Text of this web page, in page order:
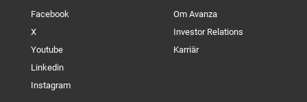
Facebook
X
Youtube
Linkedin
Instagram
Om Avanza
Investor Relations
Karriär